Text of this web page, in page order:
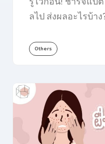
ลไป ส่งผลอะไรบ้าง
Others